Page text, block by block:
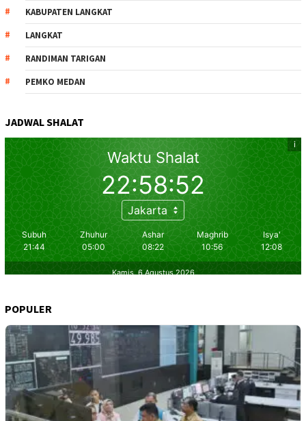
KABUPATEN LANGKAT
LANGKAT
RANDIMAN TARIGAN
PEMKO MEDAN
JADWAL SHALAT
POPULER